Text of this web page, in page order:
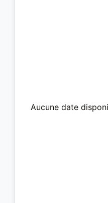
Aucune date